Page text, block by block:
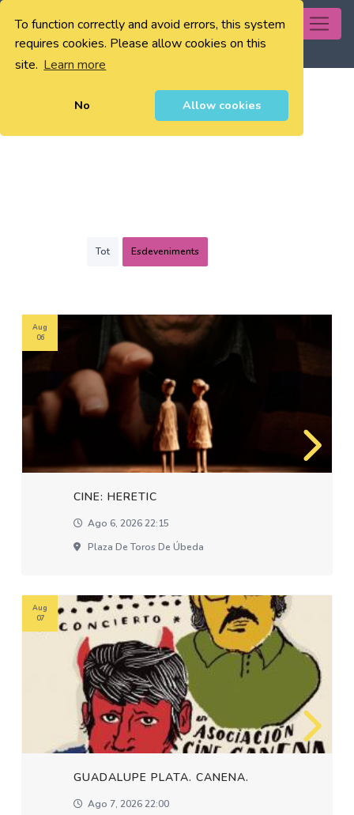
To function correctly and avoid errors, this system
requires cookies. Please allow cookies on this
site. Learn more
No Allow cookies
0
Tot Esdeveniments
CINE: HERETIC
Ago 6, 2026 22:15
Plaza De Toros De Úbeda
Aug
06
GUADALUPE PLATA. CANENA.
Ago 7, 2026 22:00
Aug
07